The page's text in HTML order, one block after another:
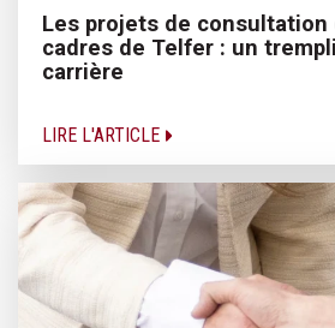
Les projets de consultation
cadres de Telfer : un
carrière
LIRE L'ARTICLE